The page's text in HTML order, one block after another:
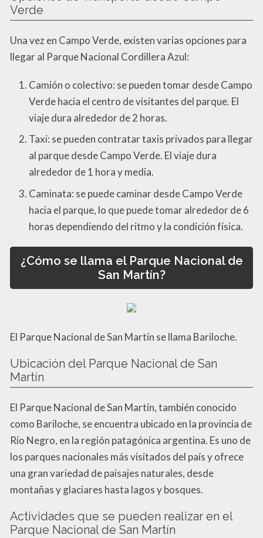
Verde
Una vez en Campo Verde, existen varias opciones para
llegar al Parque Nacional Cordillera Azul:
Camión o colectivo: se pueden tomar desde Campo
Verde hacia el centro de visitantes del parque. El
viaje dura alrededor de 2 horas.
Taxi: se pueden contratar taxis privados para llegar
al parque desde Campo Verde. El viaje dura
alrededor de 1 hora y media.
Caminata: se puede caminar desde Campo Verde
hacia el parque, lo que puede tomar alrededor de 6
horas dependiendo del ritmo y la condición física.
¿Cómo se llama el Parque Nacional de
San Martín?
El Parque Nacional de San Martín se llama Bariloche.
Ubicación del Parque Nacional de San
Martín
El Parque Nacional de San Martín, también conocido
como Bariloche, se encuentra ubicado en la provincia de
Río Negro, en la región patagónica argentina. Es uno de
los parques nacionales más visitados del país y ofrece
una gran variedad de paisajes naturales, desde
montañas y glaciares hasta lagos y bosques.
Actividades que se pueden realizar en el
Parque Nacional de San Martín